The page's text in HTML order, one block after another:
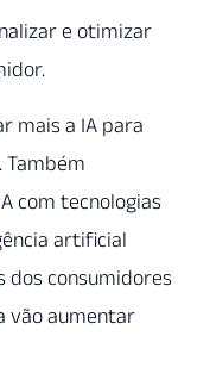
e otimizar
mais a IA para
Também
com tecnologias
artificial
dos consumidores
vão aumentar